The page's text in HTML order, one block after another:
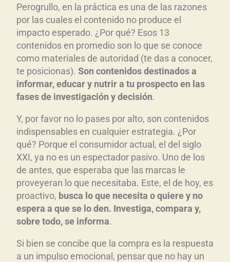
Perogrullo, en la práctica es una de las razones
por las cuales el contenido no produce el
impacto esperado. ¿Por qué? Esos 13
contenidos en promedio son lo que se conoce
como materiales de autoridad (te das a conocer,
te posicionas). Son contenidos destinados a
informar, educar y nutrir a tu prospecto en las
fases de investigación y decisión.
Y, por favor no lo pases por alto, son contenidos
indispensables en cualquier estrategia. ¿Por
qué? Porque el consumidor actual, el del siglo
XXI, ya no es un espectador pasivo. Uno de los
de antes, que esperaba que las marcas le
proveyeran lo que necesitaba. Este, el de hoy, es
proactivo, busca lo que necesita o quiere y no
espera a que se lo den. Investiga, compara y,
sobre todo, se informa.
Si bien se concibe que la compra es la respuesta
a un impulso emocional, pensar que no hay un